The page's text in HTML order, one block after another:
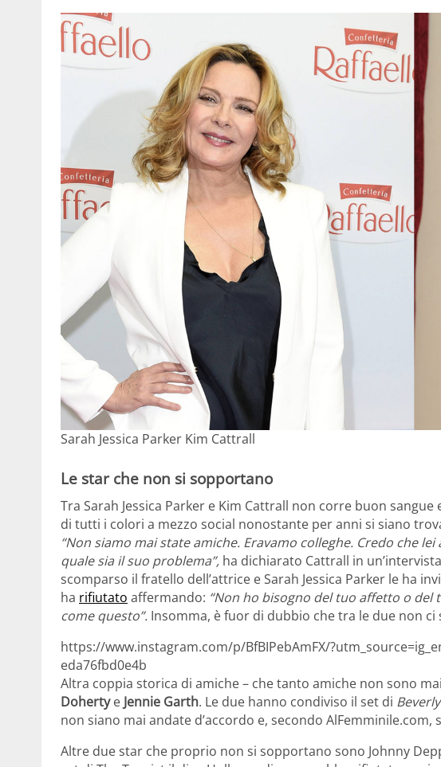
Sarah Jessica Parker Kim Cattrall
Le star che non si sopportano
Tra Sarah Jessica Parker e Kim Cattrall non corre buon
di tutti i colori a mezzo social nonostante per anni si siano
“Non siamo mai state amiche. Eravamo colleghe. Credo che
quale sia il suo problema”, ha dichiarato Cattrall in
scomparso il fratello dell’attrice e Sarah Jessica Parker le ha
ha rifiutato affermando: “Non ho bisogno del tuo affetto o
come questo”. Insomma, è fuor di dubbio che tra le due non ci
https://www.instagram.com/p/BfBIPebAmFX/
eda76fbd0e4b
Altra coppia storica di amiche – che tanto amiche non sono
Dohertye Jennie Garth. Le due hanno condiviso il set di
non siano mai andate d’accordo e, secondo
Altre due star che proprio non si sopportano sono Johnny